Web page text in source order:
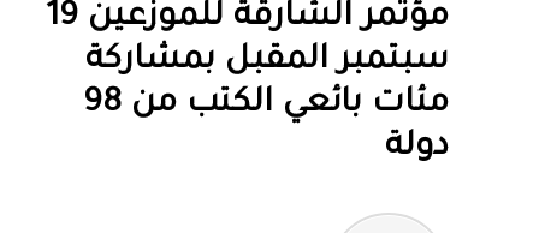
مؤتمر الشارقة للموزعين 19
سبتمبر المقبل بمشاركة
مئات بائعي الكتب من 98
دولة